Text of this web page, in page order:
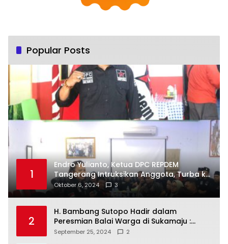
Popular Posts
1
Endro Yulianto, Ketua DPC REPDEM
Tangerang Intruksikan Anggota, Turba ke
Masyarakat Dan Jalani Apa Yang di
Putuskan RAKERCABSUS
Oktober 6, 2024 3
2
H. Bambang Sutopo Hadir dalam
Peresmian Balai Warga di Sukamaju :
Wadah Baru untuk Kolaborasi dan
September 25, 2024 2